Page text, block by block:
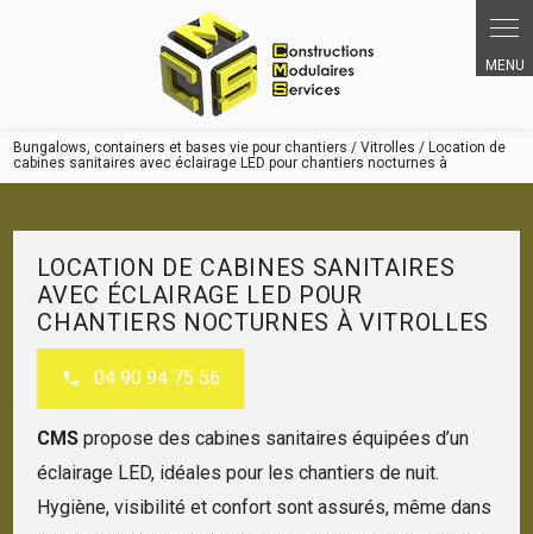
Bungalows, containers et bases vie pour chantiers / Vitrolles / Location de
cabines sanitaires avec éclairage LED pour chantiers nocturnes à
LOCATION DE CABINES SANITAIRES
AVEC ÉCLAIRAGE LED POUR
CHANTIERS NOCTURNES À VITROLLES
04 90 94 75 56
CMS propose des cabines sanitaires équipées d’un
éclairage LED, idéales pour les chantiers de nuit.
Hygiène, visibilité et confort sont assurés, même dans